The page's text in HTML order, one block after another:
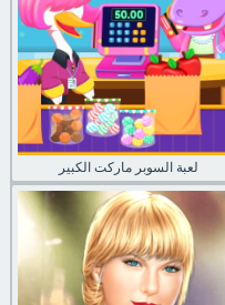
لعبة السوبر ماركت الكبير